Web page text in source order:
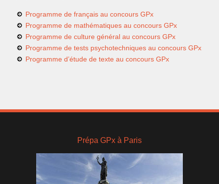
Programme de français au concours GPx
Programme de mathématiques au concours GPx
Programme de culture général au concours GPx
Programme de tests psychotechniques au concours GPx
Programme d’étude de texte au concours GPx
Prépa GPx à Paris